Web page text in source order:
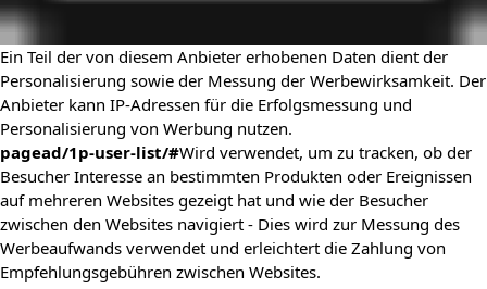
Ein Teil der von diesem Anbieter erhobenen Daten dient der
Personalisierung sowie der Messung der Werbewirksamkeit. Der
Anbieter kann IP-Adressen für die Erfolgsmessung und
Personalisierung von Werbung nutzen.
pagead/1p-user-list/#Wird verwendet, um zu tracken, ob der
Besucher Interesse an bestimmten Produkten oder Ereignissen
auf mehreren Websites gezeigt hat und wie der Besucher
zwischen den Websites navigiert - Dies wird zur Messung des
Werbeaufwands verwendet und erleichtert die Zahlung von
Empfehlungsgebühren zwischen Websites.